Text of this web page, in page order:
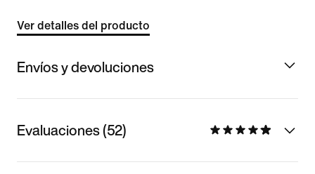
Ver detalles del producto
Envíos y devoluciones
Evaluaciones (52)